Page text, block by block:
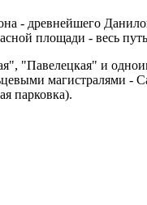
- древнейшего
площади - весь путь
"Павелецкая" и
магистралями -
парковка).